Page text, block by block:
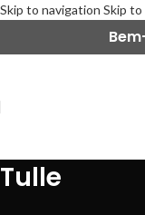
Skip to navigation Skip
Tulle